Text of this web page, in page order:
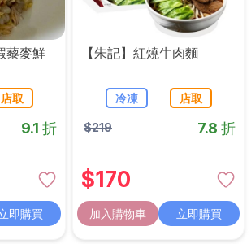
藜麥鮮
店取
9.1 折
即購買
【朱記】紅燒牛肉麵
冷凍 店取
$219 7.8 折
$170
加入購物車 立即購買